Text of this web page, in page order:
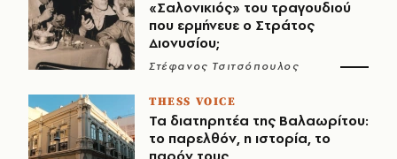
«Σαλονικιός» του τραγουδιού
που ερμήνευε ο Στράτος
Διονυσίου;
Στέφανος Τσιτσόπουλος
THESS VOICE
Τα διατηρητέα της Βαλαωρίτου:
το παρελθόν, η ιστορία, το